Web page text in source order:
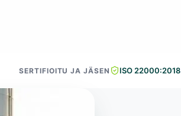
SERTIFIOITU JA JÄSEN ISO 22000:2018